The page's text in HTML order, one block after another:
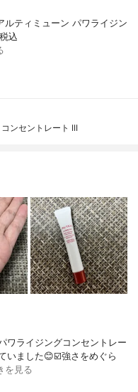
ィミューン パワライジン
込
ンセントレート III
ワライジングコンセントレー
いました😊☑️強さをめぐら
を見る